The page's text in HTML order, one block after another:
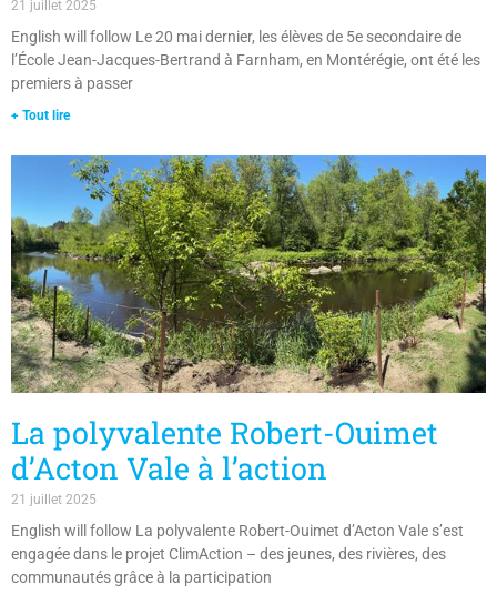
English will follow Le 20 mai dernier, les élèves de 5e secondaire de
l’École Jean-Jacques-Bertrand à Farnham, en Montérégie, ont été les
premiers à passer
La polyvalente Robert-Ouimet
d’Acton Vale à l’action
English will follow La polyvalente Robert-Ouimet d’Acton Vale s’est
engagée dans le projet ClimAction – des jeunes, des rivières, des
communautés grâce à la participation